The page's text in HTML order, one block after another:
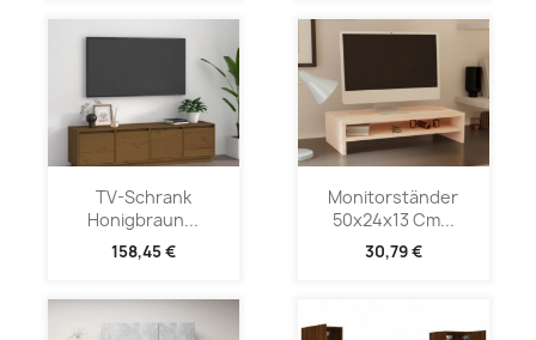
TV-Schrank
Honigbraun...
158,45 €
Monitorständer
50x24x13 Cm...
30,79 €